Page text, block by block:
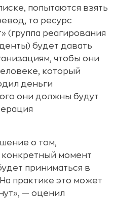
попытаются взять
то ресурс
(группа реагирования
будет давать
чтобы они
который
деньги
они должны будут
о том,
момент
приниматься в
практике это может
— оценил